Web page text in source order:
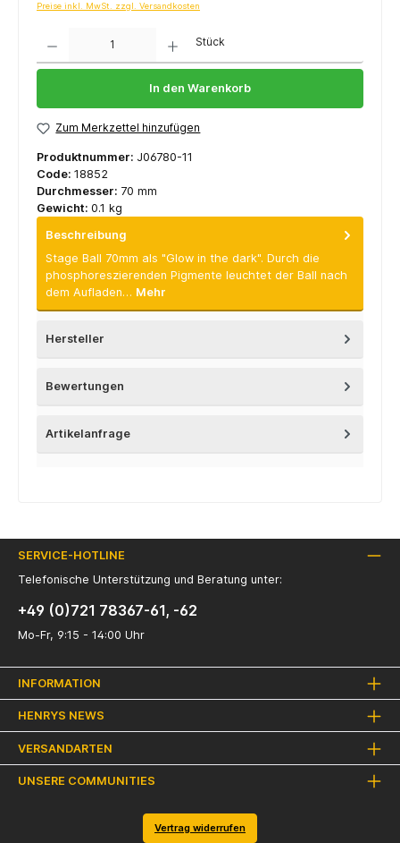
Preise inkl. MwSt. zzgl. Versandkosten
Stück
In den Warenkorb
Zum Merkzettel hinzufügen
Produktnummer: J06780-11
Code: 18852
Durchmesser: 70 mm
Gewicht: 0.1 kg
Beschreibung
Stage Ball 70mm als "Glow in the dark". Durch die
phosphoreszierenden Pigmente leuchtet der Ball nach
dem Aufladen… Mehr
Hersteller
Bewertungen
Artikelanfrage
SERVICE-HOTLINE
Telefonische Unterstützung und Beratung unter:
+49 (0)721 78367-61, -62
Mo-Fr, 9:15 - 14:00 Uhr
INFORMATION
HENRYS NEWS
VERSANDARTEN
UNSERE COMMUNITIES
Vertrag widerrufen